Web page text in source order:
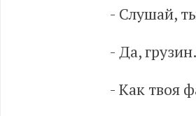
- Слушай,
- Да,
- Как твоя